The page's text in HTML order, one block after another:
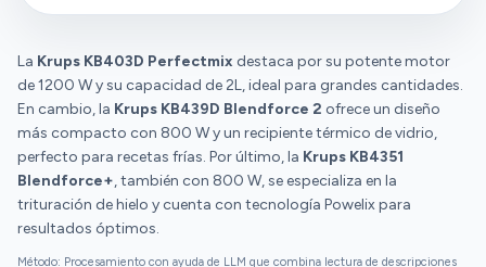
La Krups KB403D Perfectmix destaca por su potente motor
de 1200 W y su capacidad de 2L, ideal para grandes cantidades.
En cambio, la Krups KB439D Blendforce 2 ofrece un diseño
más compacto con 800 W y un recipiente térmico de vidrio,
perfecto para recetas frías. Por último, la Krups KB4351
Blendforce+, también con 800 W, se especializa en la
trituración de hielo y cuenta con tecnología Powelix para
resultados óptimos.
Método: Procesamiento con ayuda de LLM que combina lectura de descripciones